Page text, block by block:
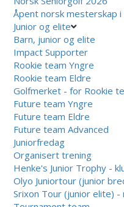
Åpent norsk mesterskap
Junior og elite
Barn, junior og elite
Impact Supporter
Rookie team Yngre
Rookie team Eldre
Golfmerket - for Rookie
Future team Yngre
Future team Eldre
Future team Advanced
Juniorfredag
Organisert trening
Henke's Junior Trophy -
Olyo Juniortour (junior
Srixon Tour (junior elite) -